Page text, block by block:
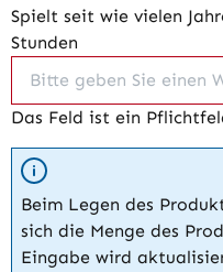
Spielt seit wie vielen
Stunden
Das Feld ist ein
Beim Legen des
sich die Menge des
Eingabe wird